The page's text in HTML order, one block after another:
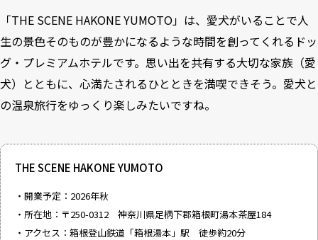
「THE SCENE HAKONE YUMOTO」は、愛犬がいることで人
生の景色そのものが豊かになるような時間を創ってくれるドッ
グ・プレミアムホテルです。思い出を共有する大切な家族（愛
犬）とともに、心満たされるひとときを満喫できそう。愛犬と
の温泉旅行をゆっくり楽しみたいですね。
THE SCENE HAKONE YUMOTO
・開業予定：2026年秋
・所在地：〒250-0312 神奈川県足柄下郡箱根町湯本茶屋184
・アクセス：箱根登山鉄道「箱根湯本」駅 徒歩約20分